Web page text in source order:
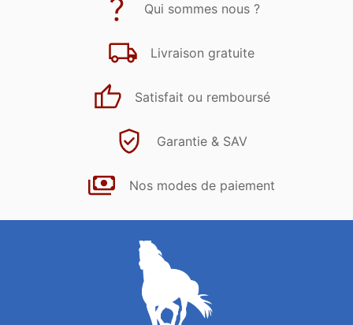
Qui sommes nous ?
Livraison gratuite
Satisfait ou remboursé
Garantie & SAV
Nos modes de paiement